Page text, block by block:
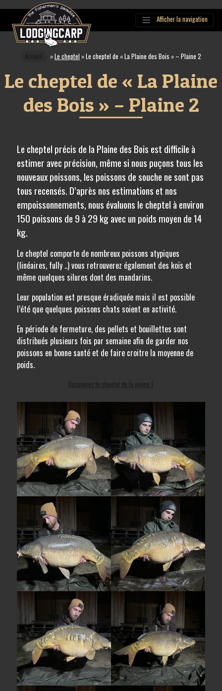
Main
Navigation
Afficher la navigation
»Le cheptel »Le cheptel de « La Plaine des Bois » – Plaine 2
Le cheptel de « La Plaine
des Bois » – Plaine 2
Le cheptel précis de la Plaine des Bois est difficile à
estimer avec précision, même si nous puçons tous les
nouveaux poissons, les poissons de souche ne sont pas
tous recensés. D’après nos estimations et nos
empoissonnements, nous évaluons le cheptel à environ
150 poissons de 9 à 29 kg avec un poids moyen de 14
kg.
Le cheptel comporte de nombreux poissons atypiques
(linéaires, fully ..) vous retrouverez également des koïs et
même quelques silures dont des mandarins.
Leur population est presque éradiquée mais il est possible
l’été que quelques poissons chats soient en activité.
En période de fermeture, des pellets et bouillettes sont
distribués plusieurs fois par semaine afin de garder nos
poissons en bonne santé et de faire croitre la moyenne de
poids.
Découvrez le cheptel de la plaine 1